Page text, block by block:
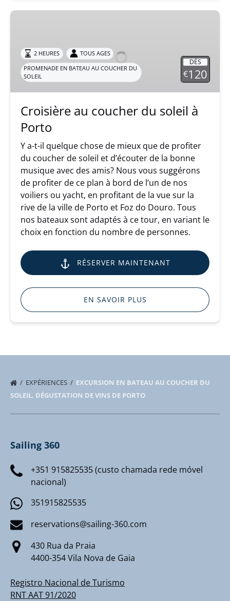
Croisière
soleil
Porto
DÈS
€120
2 HEURES
TOUS AGES
PROMENADE EN BATEAU AU COUCHER DU
SOLEIL
Croisière au coucher du soleil à
Porto
Y a-t-il quelque chose de mieux que de profiter
du coucher de soleil et d’écouter de la bonne
musique avec des amis? Nous vous suggérons
de profiter de ce plan à bord de l’un de nos
voiliers ou yacht, en profitant de la vue sur la
rive de la ville de Porto et Foz do Douro. Tous
nos bateaux sont adaptés à ce tour, en variant le
choix en fonction du nombre de personnes.
RÉSERVER MAINTENANT
EN SAVOIR PLUS
EXPÉRIENCES
EXCURSION EN BATEAU AU COUCHER DU
SOLEIL, DÉGUSTATION DE VINS DE PORTO
Sailing 360
+351 915825535 (custo chamada rede móvel
nacional)
351915825535
reservations@sailing-360.com
430 Rua da Praia
4400-354 Vila Nova de Gaia
Registro Nacional de Turismo
RNT AAT 91/2020